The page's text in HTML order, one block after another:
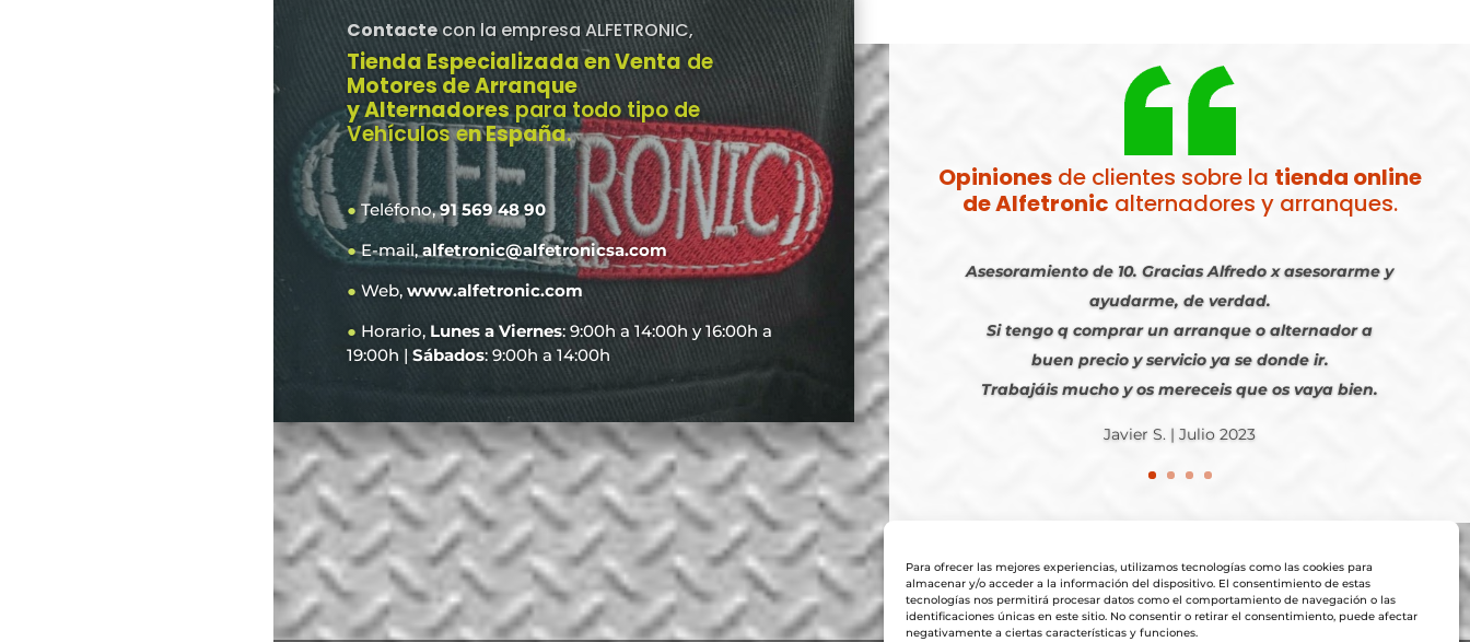
Para ofrecer las mejores experiencias, utilizamos tecnologías como las cookies para
almacenar y/o acceder a la información del dispositivo. El consentimiento de estas
tecnologías nos permitirá procesar datos como el comportamiento de navegación o las
identificaciones únicas en este sitio. No consentir o retirar el consentimiento, puede afectar
negativamente a ciertas características y funciones.
Contactecon la empresa ALFETRONIC,
Tienda Especializada en Venta de
Motores de Arranque
y Alternadorespara todo tipo de
Vehículos en España.
●Teléfono,91 569 48 90
●E-mail,alfetronic@alfetronicsa.com
● Web,www.alfetronic.com
● Horario, Lunes a Viernes: 9:00h a 14:00h y 16:00h a
19:00h |Sábados: 9:00h a 14:00h
Opinionesde clientes sobre la tienda online
de Alfetronic alternadores y arranques.
Asesoramiento de 10. Gracias Alfredo x asesorarme y
ayudarme, de verdad.
Si tengo q comprar un arranque o alternador a
buen precio y servicio ya se donde ir.
Trabajáis mucho y os mereceis que os vaya bien.
Javier S. | Julio 2023